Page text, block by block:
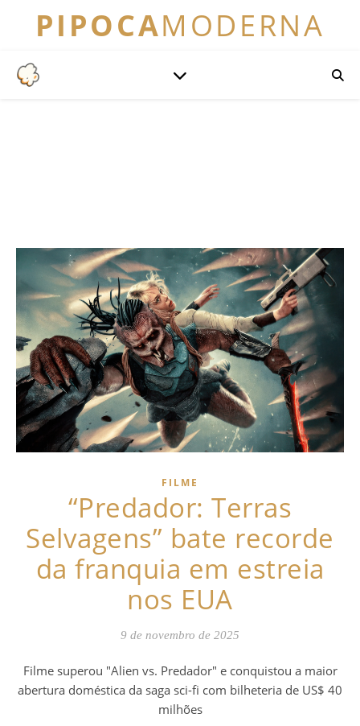
PIPOCAMODERNA
FILME
“Predador: Terras
Selvagens” bate recorde
da franquia em estreia
nos EUA
9 de novembro de 2025
Filme superou "Alien vs. Predador" e conquistou a maior
abertura doméstica da saga sci-fi com bilheteria de US$ 40
milhões